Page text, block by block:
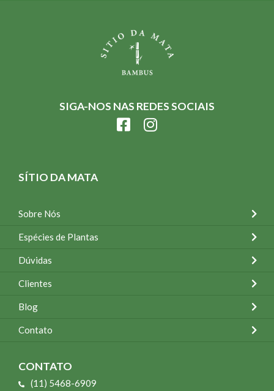
SIGA-NOS NAS REDES SOCIAIS
SÍTIO DA MATA
Sobre Nós
Espécies de Plantas
Dúvidas
Clientes
Blog
Contato
CONTATO
(11) 5468-6909